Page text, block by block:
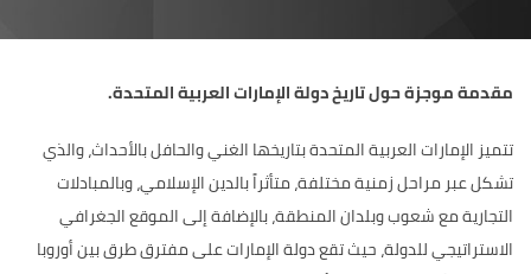
مقدمة موجزة حول تاريخ دولة الإمارات العربية المتحدة.
تتميز الإمارات العربية المتحدة بتاريخها الغني والحافل بالأحداث، والذي
تشكل عبر مراحلزمنية مختلفة، متأثراً بالدين الإسلامي، وبالمبادلات
التجارية مع شعوب وبلدان المنطقة، بالإضافة إلى الموقع الجغرافي
الاستراتيجي للدولة، حيث تقع دولة الإمارات على مفترق طرق بين أوروبا